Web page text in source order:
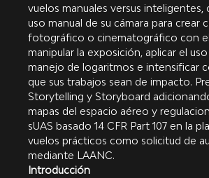
vuelos manuales versus inteligentes,
uso manual de su cámara para crear
fotográfico o cinematográfico con
manipular la exposición, aplicar el
manejo de logaritmos e intensificar
que sus trabajos sean de impacto.
Storytelling y Storyboard
mapas del espacio aéreo y
sUAS basado 14 CFR Part 107 en la
vuelos prácticos como solicitud de
mediante LAANC.
Introducción